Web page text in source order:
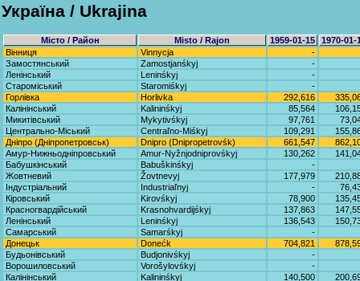
Україна / Ukrajina
Місто / Район Misto / Rajon 1959-01-15
1970-01-
Вінниця
Vinnycja
-
Замостянський
Zamostjanśkyj
-
Ленінський
Leninśkyj
-
Староміський
Staromiśkyj
-
Горлівка
Horlivka 292,616
Калінінський
Kalininśkyj 85,564
Микитівський
Mykytivśkyj 97,761
Центрально-Міський
Centraľno-Miśkyj 109,291
Дніпро (Дніпропетровськ)
Dnipro (Dnipropetrovśk) 661,547
Амур-Нижньодніпровський
Amur-Nyžnjodniprovśkyj 130,262
Бабушкінський
Babuškinśkyj
-
Жовтневий
Žovtnevyj 177,979
Індустріальний
Industriaľnyj -
Кіровський
Kirovśkyj 78,900
Красногвардійський
Krasnohvardijśkyj 137,863
Ленінський
Leninśkyj 136,543
Самарський
Samarśkyj
-
Донецьк
Donećk 704,821
Будьонівський
Budjonivśkyj
-
Ворошиловський
Vorošylovśkyj
-
Калінінський
Kalininśkyj 140,500